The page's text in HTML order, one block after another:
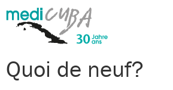
Quoi de neuf?